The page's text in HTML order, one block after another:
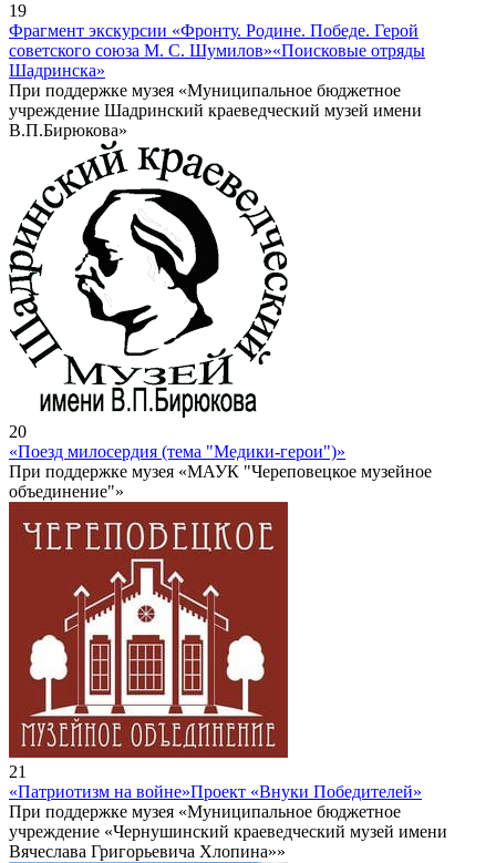
19
Фрагмент экскурсии «Фронту. Родине. Победе. Герой
советского союза М. С. Шумилов»«Поисковые отряды
Шадринска»
При поддержке музея «Муниципальное бюджетное
учреждение Шадринский краеведческий музей имени
В.П.Бирюкова»
20
«Поезд милосердия (тема "Медики-герои")»
При поддержке музея «МАУК "Череповецкое музейное
объединение"»
21
«Патриотизм на войне»Проект «Внуки Победителей»
При поддержке музея «Муниципальное бюджетное
учреждение «Чернушинский краеведческий музей имени
Вячеслава Григорьевича Хлопина»»